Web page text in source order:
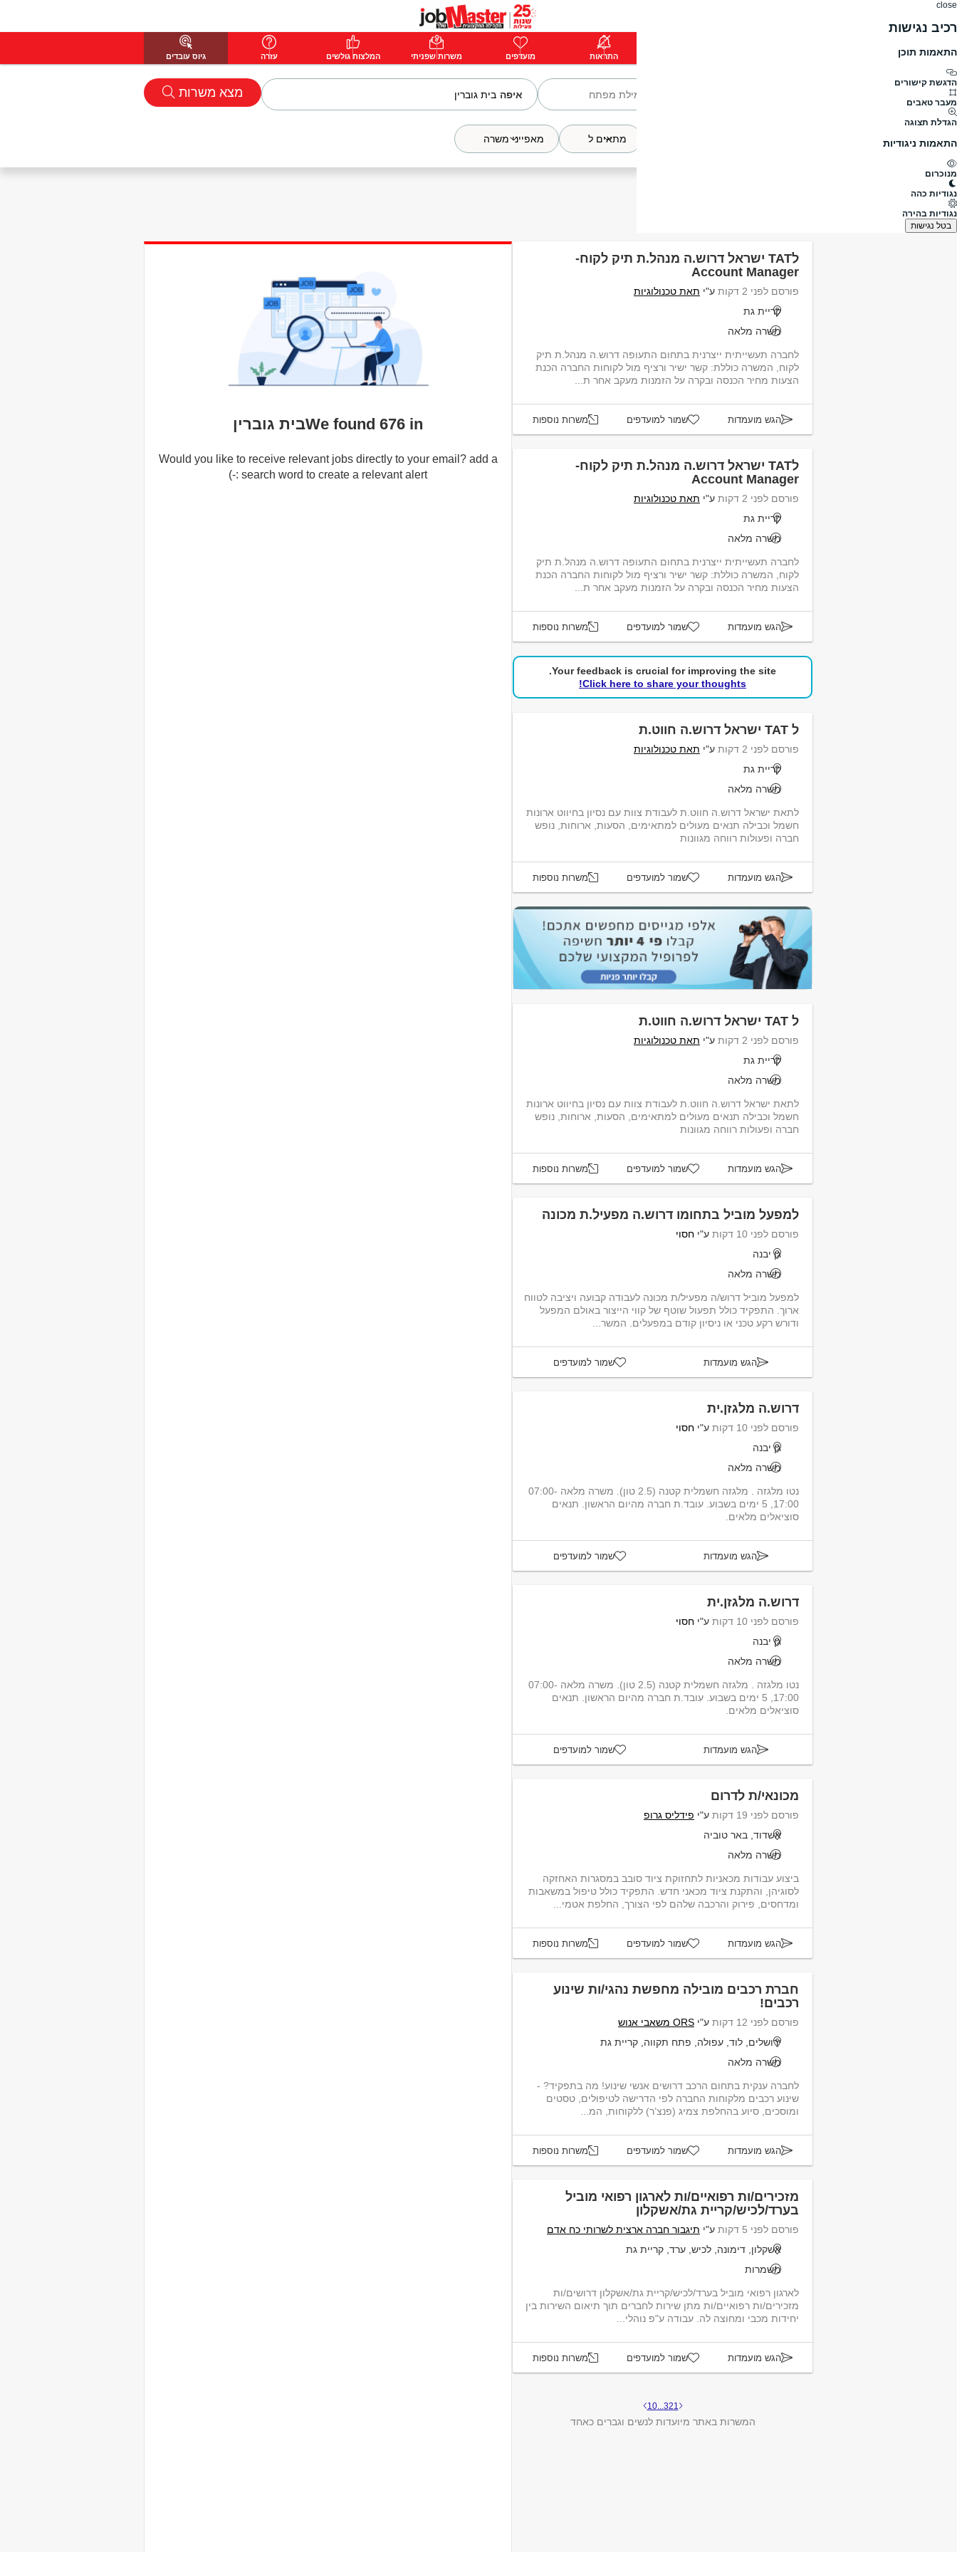
close
רכיב נגישות
התאמות תוכן
הדגשת קישורים
מעבר טאבים
הגדלת תצוגה
התאמות ניגודיות
מנוכרום
נגודיות כהה
נגודיות בהירה
בטל נגישות
פרימיום התחבר התראות מועדפים משרות שפניתי המלצות גולשים עזרה גיוס עובדים
איפה מצא משרות
מתאים ל מאפייני משרה
לTAT ישראל דרוש.ה מנהל.ת תיק לקוח-
Account Manager
פורסם לפני 2 דקות ע"י תאת טכנולוגיות
קריית גת
משרה מלאה
לחברה תעשייתית ייצרנית בתחום התעופה דרוש.ה מנהל.ת תיק
לקוח, המשרה כוללת: קשר ישיר ורציף מול לקוחות החברה הכנת
הצעות מחיר הכנסה ובקרה על הזמנות מעקב אחר ת...
הגש מועמדות שמור למועדפים משרות נוספות
לTAT ישראל דרוש.ה מנהל.ת תיק לקוח-
Account Manager
פורסם לפני 2 דקות ע"י תאת טכנולוגיות
קריית גת
משרה מלאה
לחברה תעשייתית ייצרנית בתחום התעופה דרוש.ה מנהל.ת תיק
לקוח, המשרה כוללת: קשר ישיר ורציף מול לקוחות החברה הכנת
הצעות מחיר הכנסה ובקרה על הזמנות מעקב אחר ת...
הגש מועמדות שמור למועדפים משרות נוספות
Your feedback is crucial for improving the site.
Click here to share your thoughts!
ל TAT ישראל דרוש.ה חווט.ת
פורסם לפני 2 דקות ע"י תאת טכנולוגיות
קריית גת
משרה מלאה
לתאת ישראל דרוש.ה חווט.ת לעבודת צוות עם נסיון בחיווט ארונות
חשמל וכבילה תנאים מעולים למתאימים, הסעות, ארוחות, נופש
חברה ופעולות רווחה מגוונות
הגש מועמדות שמור למועדפים משרות נוספות
ל TAT ישראל דרוש.ה חווט.ת
פורסם לפני 2 דקות ע"י תאת טכנולוגיות
קריית גת
משרה מלאה
לתאת ישראל דרוש.ה חווט.ת לעבודת צוות עם נסיון בחיווט ארונות
חשמל וכבילה תנאים מעולים למתאימים, הסעות, ארוחות, נופש
חברה ופעולות רווחה מגוונות
הגש מועמדות שמור למועדפים משרות נוספות
למפעל מוביל בתחומו דרוש.ה מפעיל.ת מכונה
פורסם לפני 10 דקות ע"י חסוי
גן יבנה
משרה מלאה
למפעל מוביל דרוש/ה מפעיל/ת מכונה לעבודה קבועה ויציבה לטווח
ארוך. התפקיד כולל תפעול שוטף של קווי הייצור באולם המפעל
ודורש רקע טכני או ניסיון קודם במפעלים. המשר...
הגש מועמדות שמור למועדפים
דרוש.ה מלגזן.ית
פורסם לפני 10 דקות ע"י חסוי
גן יבנה
משרה מלאה
נטו מלגזה . מלגזה חשמלית קטנה (2.5 טון). משרה מלאה 07:00-
17:00, 5 ימים בשבוע. עובד.ת חברה מהיום הראשון. תנאים
סוציאלים מלאים.
הגש מועמדות שמור למועדפים
דרוש.ה מלגזן.ית
פורסם לפני 10 דקות ע"י חסוי
גן יבנה
משרה מלאה
נטו מלגזה . מלגזה חשמלית קטנה (2.5 טון). משרה מלאה 07:00-
17:00, 5 ימים בשבוע. עובד.ת חברה מהיום הראשון. תנאים
סוציאלים מלאים.
הגש מועמדות שמור למועדפים
מכונאי/ת לדרום
פורסם לפני 19 דקות ע"י פידליס גרופ
אשדוד, באר טוביה
משרה מלאה
ביצוע עבודות מכאניות לתחזוקת ציוד סובב במסגרות האחזקה
לסוגיהן, והתקנת ציוד מכאני חדש. התפקיד כולל טיפול במשאבות
ומדחסים, פירוק והרכבה שלהם לפי הצורך, החלפת אטמי...
הגש מועמדות שמור למועדפים משרות נוספות
חברת רכבים מובילה מחפשת נהגי/ות שינוע
רכבים!
פורסם לפני 12 דקות ע"י ORS משאבי אנוש
ירושלים, לוד, עפולה, פתח תקווה, קריית גת
משרה מלאה
לחברה ענקית בתחום הרכב דרושים אנשי שינוע! מה בתפקיד? -
שינוע רכבים מלקוחות החברה לפי הדרישה לטיפולים, טסטים
ומוסכים, סיוע בהחלפת צמיג (פנצ’ר) ללקוחות, המ...
הגש מועמדות שמור למועדפים משרות נוספות
מזכירים/ות רפואיים/ות לארגון רפואי מוביל
בערד/לכיש/קריית גת/אשקלון
פורסם לפני 5 דקות ע"י תיגבור חברה ארצית לשרותי כח אדם
אשקלון, דימונה, לכיש, ערד, קריית גת
משמרות
לארגון רפואי מוביל בערד/לכיש/קריית גת/אשקלון דרושים/ות
מזכירים/ות רפואיים/ות מתן שירות לחברים תוך תיאום השירות בין
יחידות מכבי ומחוצה לה. עבודה ע"פ נוהלי...
הגש מועמדות שמור למועדפים משרות נוספות
1
2
3
...
10
המשרות באתר מיועדות לנשים וגברים כאחד
We found 676 inבית גוברין
Would you like to receive relevant jobs directly to your email? add a
search word to create a relevant alert :-)